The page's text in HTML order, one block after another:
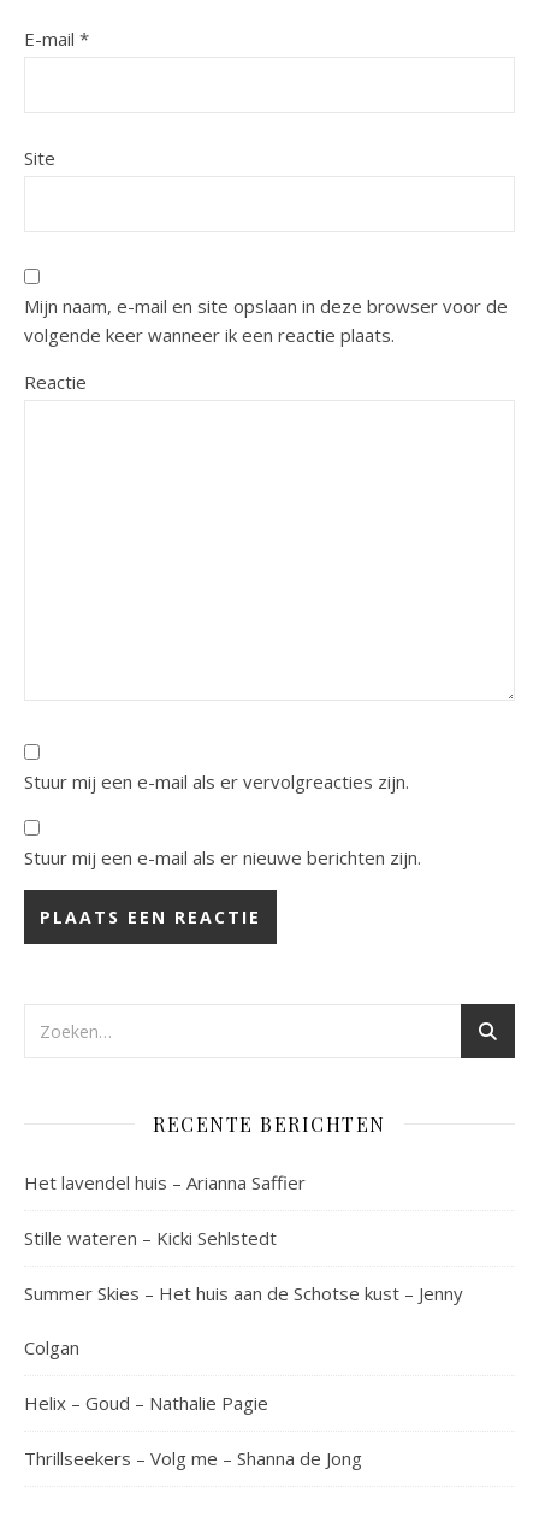
E-mail *
Site
Mijn naam, e-mail en site opslaan in deze browser voor de
volgende keer wanneer ik een reactie plaats.
Reactie
Stuur mij een e-mail als er vervolgreacties zijn.
Stuur mij een e-mail als er nieuwe berichten zijn.
RECENTE BERICHTEN
Het lavendel huis – Arianna Saffier
Stille wateren – Kicki Sehlstedt
Summer Skies – Het huis aan de Schotse kust – Jenny
Colgan
Helix – Goud – Nathalie Pagie
Thrillseekers – Volg me – Shanna de Jong